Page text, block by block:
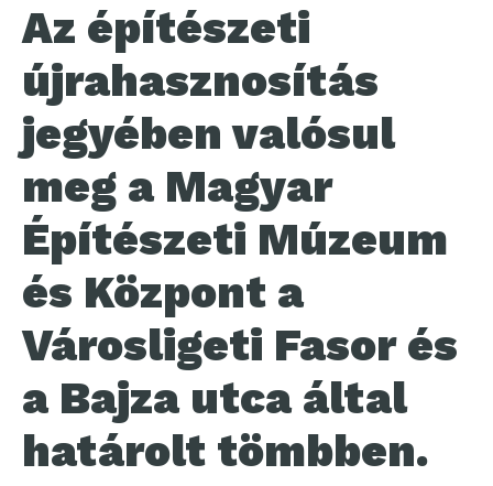
Az építészeti
újrahasznosítás
jegyében valósul
meg a Magyar
Építészeti Múzeum
és Központ a
Városligeti Fasor és
a Bajza utca által
határolt tömbben.